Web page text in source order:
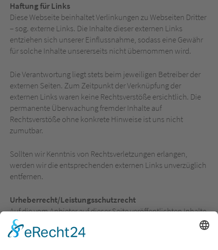
Haftung für Links
Diese Webseite beinhaltet Verlinkungen zu Webseiten Dritter
– sog. externe Links. Die Inhalte dieser externen Links
entziehen sich unserer Einflussnahme, sodass eine Gewähr
für solche Inhalte unsererseits nicht übernommen wird.
Die Verantwortung liegt stets beim jeweiligen Betreiber der
externen Seiten. Zum Zeitpunkt der Verknüpfung der
externen Links waren keine Rechtsverstöße ersichtlich. Die
permanente Überwachung fremder Inhalte auf
Rechtsverstöße ohne konkrete Hinweise ist uns nicht
zumutbar.
Sollten wir Kenntnis von Rechtsverletzungen erlangen,
werden wir die entsprechenden externen Links unverzüglich
entfernen.
Urheberrecht/Leistungsschutzrecht
Auf die vom Anbieter auf dieser Seite veröffentlichten Inhalte
findet das deutsche Urheber und Leistungsschutzrecht
Anwendung. Sofern die Vervielfältigung, Bearbeitung,